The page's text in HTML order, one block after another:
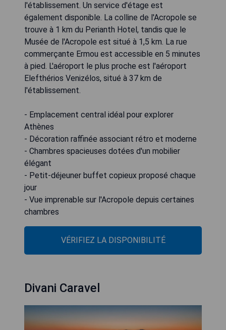
l'établissement. Un service d'étage est
également disponible. La colline de l'Acropole se
trouve à 1 km du Perianth Hotel, tandis que le
Musée de l'Acropole est situé à 1,5 km. La rue
commerçante Ermou est accessible en 5 minutes
à pied. L'aéroport le plus proche est l'aéroport
Elefthérios Venizélos, situé à 37 km de
l'établissement.
- Emplacement central idéal pour explorer
Athènes
- Décoration raffinée associant rétro et moderne
- Chambres spacieuses dotées d'un mobilier
élégant
- Petit-déjeuner buffet copieux proposé chaque
jour
- Vue imprenable sur l'Acropole depuis certaines
chambres
VÉRIFIEZ LA DISPONIBILITÉ
Divani Caravel